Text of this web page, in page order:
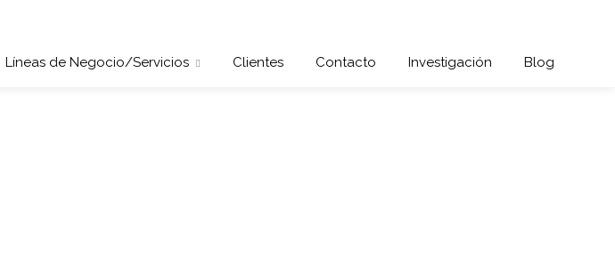
Líneas de Negocio/Servicios Clientes Contacto Investigación Blog